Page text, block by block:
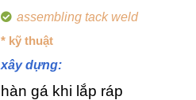
assembling tack weld
* kỹ thuật
xây dựng:
hàn gá khi lắp ráp